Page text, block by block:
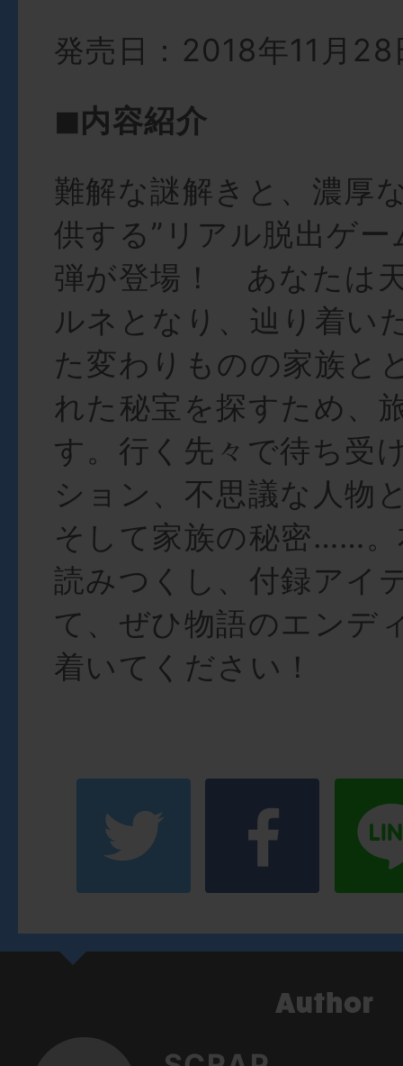
発売日：2018年11月28
◼︎内容紹介
難解な謎解きと、濃厚
供する”リアル脱出ゲ
弾が登場！ あなたは
ルネとなり、辿り着い
た変わりものの家族と
れた秘宝を探すため、
す。行く先々で待ち受
ション、不思議な人物
そして家族の秘密……
読みつくし、付録アイ
て、ぜひ物語のエンデ
着いてください！